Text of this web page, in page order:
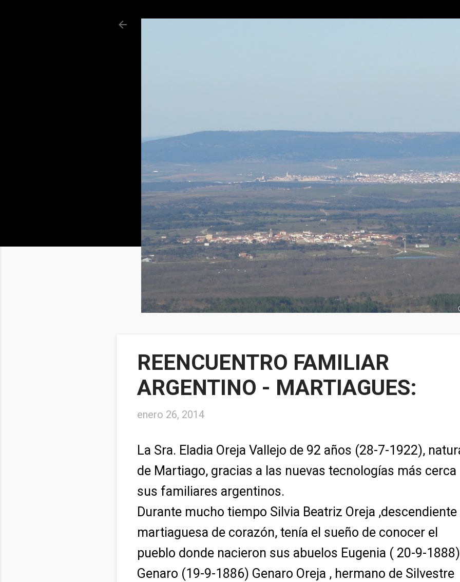
REENCUENTRO FAMILIAR
ARGENTINO - MARTIAGUES:
enero 26, 2014
La Sra. Eladia Oreja Vallejo de 92 años (28-7-1922),
de Martiago, gracias a las nuevas tecnologías más cerca
sus familiares argentinos.
Durante mucho tiempo Silvia Beatriz Oreja ,descendiente
martiaguesa de corazón, tenía el sueño de conocer el
pueblo donde nacieron sus abuelos Eugenia ( 20-9-
Genaro (19-9-1886) Genaro Oreja , hermano de Silvestre